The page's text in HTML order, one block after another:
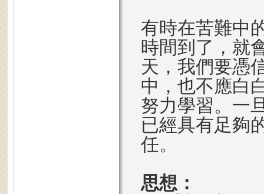
有時在苦難中
時間到了，就
天，我們要憑
中，也不應白
努力學習。一
已經具有足夠
任。
思想：